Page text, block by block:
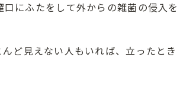
にふたをして外からの雑菌の侵入を
ど見えない人もいれば、立ったとき